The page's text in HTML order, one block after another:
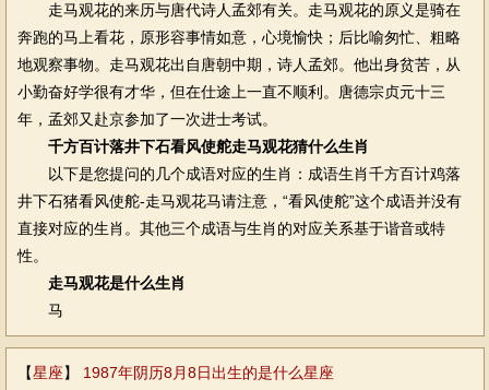
走马观花的来历与唐代诗人孟郊有关。走马观花的原义是骑在
奔跑的马上看花，原形容事情如意，心境愉快；后比喻匆忙、粗略
地观察事物。走马观花出自唐朝中期，诗人孟郊。他出身贫苦，从
小勤奋好学很有才华，但在仕途上一直不顺利。唐德宗贞元十三
年，孟郊又赴京参加了一次进士考试。
千方百计落井下石看风使舵走马观花猜什么生肖
以下是您提问的几个成语对应的生肖：成语生肖千方百计鸡落
井下石猪看风使舵-走马观花马请注意，“看风使舵”这个成语并没有
直接对应的生肖。其他三个成语与生肖的对应关系基于谐音或特
性。
走马观花是什么生肖
马
【星座】 1987年阴历8月8日出生的是什么星座